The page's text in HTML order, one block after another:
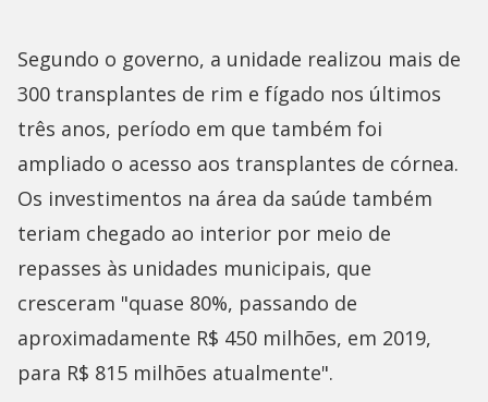
Segundo o governo, a unidade realizou mais de
300 transplantes de rim e fígado nos últimos
três anos, período em que também foi
ampliado o acesso aos transplantes de córnea.
Os investimentos na área da saúde também
teriam chegado ao interior por meio de
repasses às unidades municipais, que
cresceram "quase 80%, passando de
aproximadamente R$ 450 milhões, em 2019,
para R$ 815 milhões atualmente".